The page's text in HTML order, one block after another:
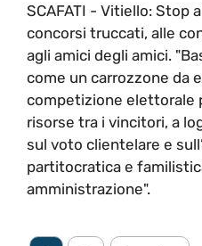
SCAFATI - Vitiello: Stop
concorsi truccati, alle
agli amici degli amici.
come un carrozzone da
competizione elettorale
risorse tra i vincitori, a
sul voto clientelare e
partitocratica e
amministrazione".